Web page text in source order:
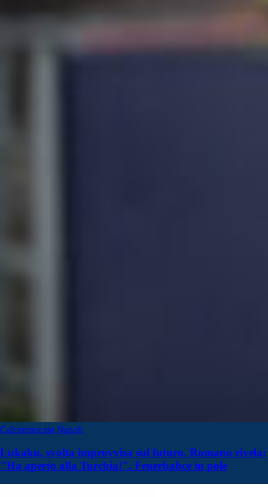
Calciomercato Napoli
Lukaku, svolta improvvisa sul futuro. Romano rivela:
"Ha aperto alla Turchia!". Fenerbahce in pole